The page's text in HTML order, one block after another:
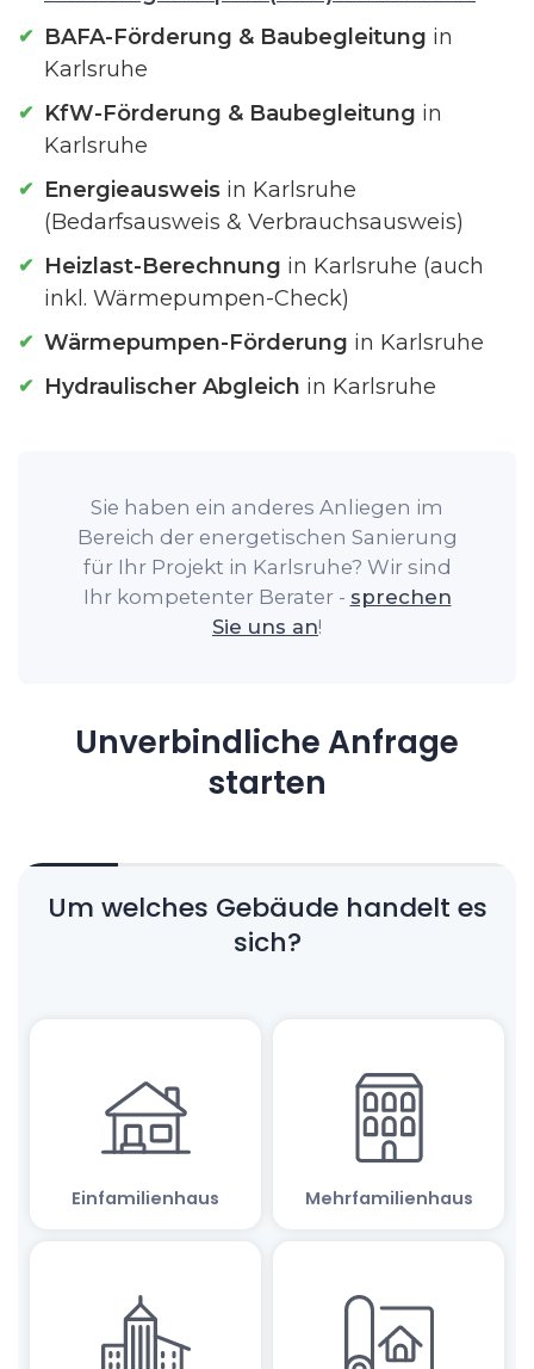
BAFA-Förderung & Baubegleitung in
Karlsruhe
KfW-Förderung & Baubegleitung in
Karlsruhe
Energieausweis in Karlsruhe
(Bedarfsausweis & Verbrauchsausweis)
Heizlast-Berechnung in Karlsruhe (auch
inkl. Wärmepumpen-Check)
Wärmepumpen-Förderung in Karlsruhe
Hydraulischer Abgleich in Karlsruhe
Sie haben ein anderes Anliegen im
Bereich der energetischen Sanierung
für Ihr Projekt in Karlsruhe? Wir sind
Ihr kompetenter Berater - sprechen
Sie uns an!
Unverbindliche Anfrage
starten